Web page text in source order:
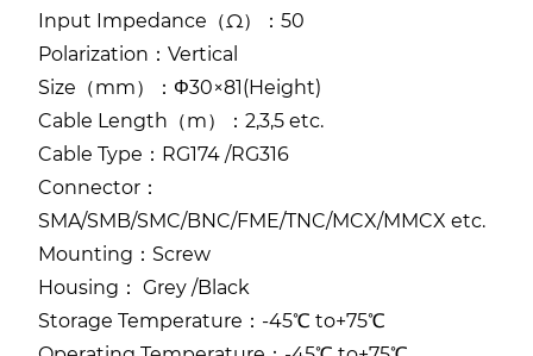
Input Impedance（Ω）：50
Polarization：Vertical
Size（mm）：Φ30×81(Height)
Cable Length（m）：2,3,5 etc.
Cable Type：RG174 /RG316
Connector：
SMA/SMB/SMC/BNC/FME/TNC/MCX/MMCX etc.
Mounting：Screw
Housing： Grey /Black
Storage Temperature：-45℃ to+75℃